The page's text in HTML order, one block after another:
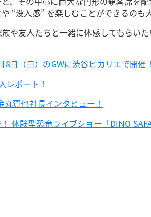
“没入感” を楽しむことができるのも
友人たちと一緒に体感してもらい
日（日）のGWに渋谷ヒカリエで開催！
レポート！
賀也社長インタビュー！
体験型恐竜ライブショー「DINO